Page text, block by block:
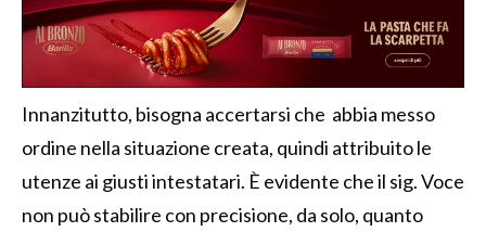
Innanzitutto, bisogna accertarsi che abbia messo
ordine nella situazione creata, quindi attribuito le
utenze ai giusti intestatari. È evidente che il sig. Voce
non può stabilire con precisione, da solo, quanto